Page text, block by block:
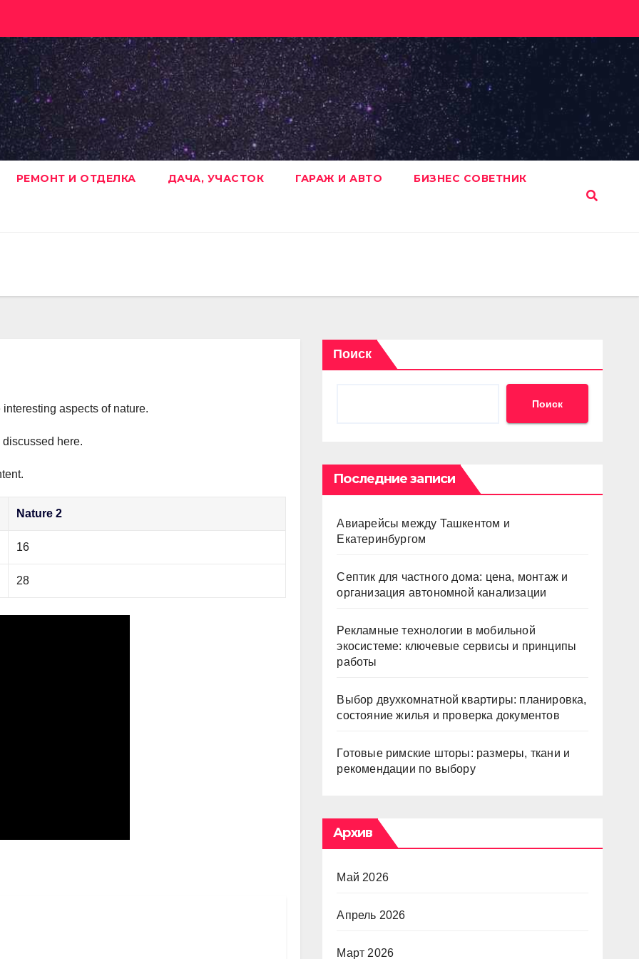
РЕМОНТ И ОТДЕЛКА ДАЧА, УЧАСТОК ГАРАЖ И АВТО БИЗНЕС СОВЕТНИК
aspects of nature.
here.
Nature 2
16
28
Поиск
Поиск
Последние записи
Авиарейсы между Ташкентом и
Екатеринбургом
Септик для частного дома: цена, монтаж и
организация автономной канализации
Рекламные технологии в мобильной
экосистеме: ключевые сервисы и принципы
работы
Выбор двухкомнатной квартиры: планировка,
состояние жилья и проверка документов
Готовые римские шторы: размеры, ткани и
рекомендации по выбору
Архив
Май 2026
Апрель 2026
Март 2026